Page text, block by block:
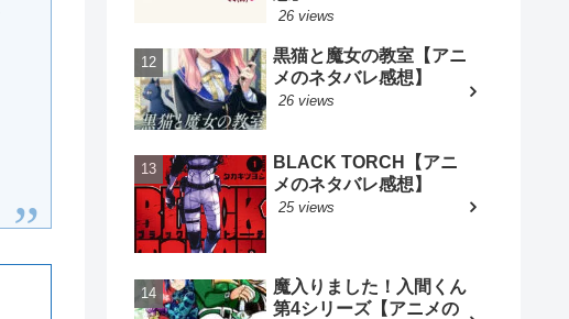
26 views
黒猫と魔女の教室【アニ
メのネタバレ感想】
26 views
BLACK TORCH【アニ
メのネタバレ感想】
25 views
魔入りました！入間くん
第4シリーズ【アニメの